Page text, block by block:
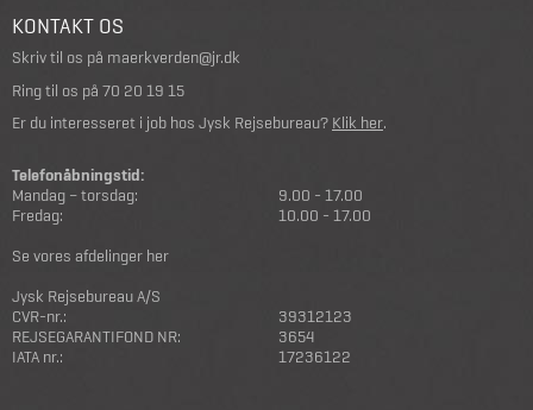
KONTAKT OS
Skriv til os på maerkverden@jr.dk
Ring til os på 70 20 19 15
Er du interesseret i job hos Jysk Rejsebureau? Klik her.
Telefonåbningstid:
Mandag – torsdag:
9.00 - 17.00
Fredag:
10.00 - 17.00
Se vores afdelinger her
Jysk Rejsebureau A/S
CVR-nr.:
39312123
REJSEGARANTIFOND NR:
3654
IATA nr.:
17236122